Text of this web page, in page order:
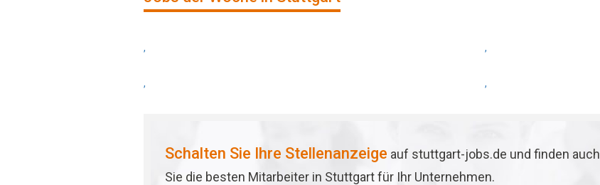
, ,
, ,
Schalten Sie Ihre Stellenanzeige auf stuttgart-jobs.de und finden auch
Sie die besten Mitarbeiter in Stuttgart für Ihr Unternehmen.